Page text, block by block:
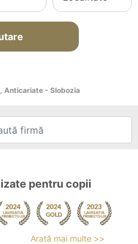
Anticariate - Slobozia
pentru copii
Arată mai multe >>